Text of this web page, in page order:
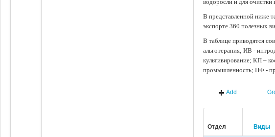
водоросли и для
В представленной ниже
экспорте 360 полезных
В таблице приводятся
альготерапия; ИВ -
культивирование; КП –
промышленность; ПФ -
Add
Отдел Виды